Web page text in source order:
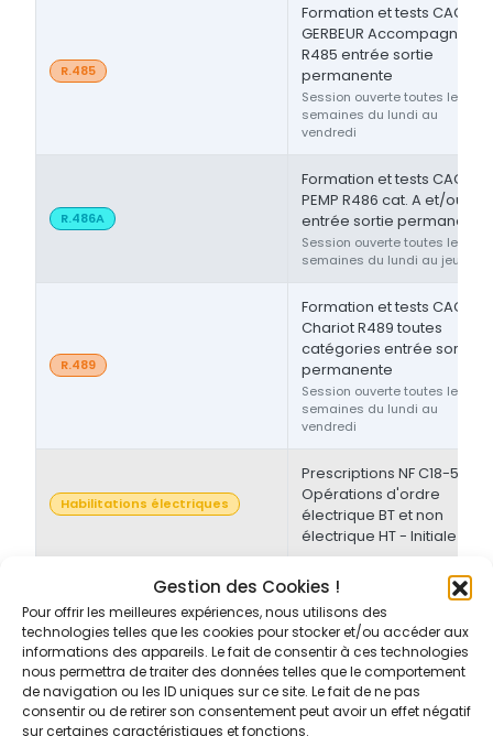
Gestion des Cookies !
Pour offrir les meilleures expériences, nous utilisons des
technologies telles que les cookies pour stocker et/ou accéder aux
informations des appareils. Le fait de consentir à ces technologies
nous permettra de traiter des données telles que le comportement
de navigation ou les ID uniques sur ce site. Le fait de ne pas
consentir ou de retirer son consentement peut avoir un effet négatif
sur certaines caractéristiques et fonctions.
R.485
Formation et tests CACES®
GERBEUR Accompagnant
R485 entrée sortie
permanente
Session ouverte toutes les
semaines du lundi au
vendredi
R.486A
Formation et tests CACES®
PEMP R486 cat. A et/ou B
entrée sortie permanente
Session ouverte toutes les
semaines du lundi au jeudi
R.489
Formation et tests CACES®
Chariot R489 toutes
catégories entrée sortie
permanente
Session ouverte toutes les
semaines du lundi au
vendredi
Habilitations électriques
Prescriptions NF C18-510 -
Opérations d'ordre
électrique BT et non
électrique HT - Initiale
Habilitations électriques
Prescriptions NF C18-510 -
Opérations d'ordre non-
électrique BT et/ou HT -
Initiale/Recyclage
Prescriptions NF C18-510 -
Opérations d'ordre non-